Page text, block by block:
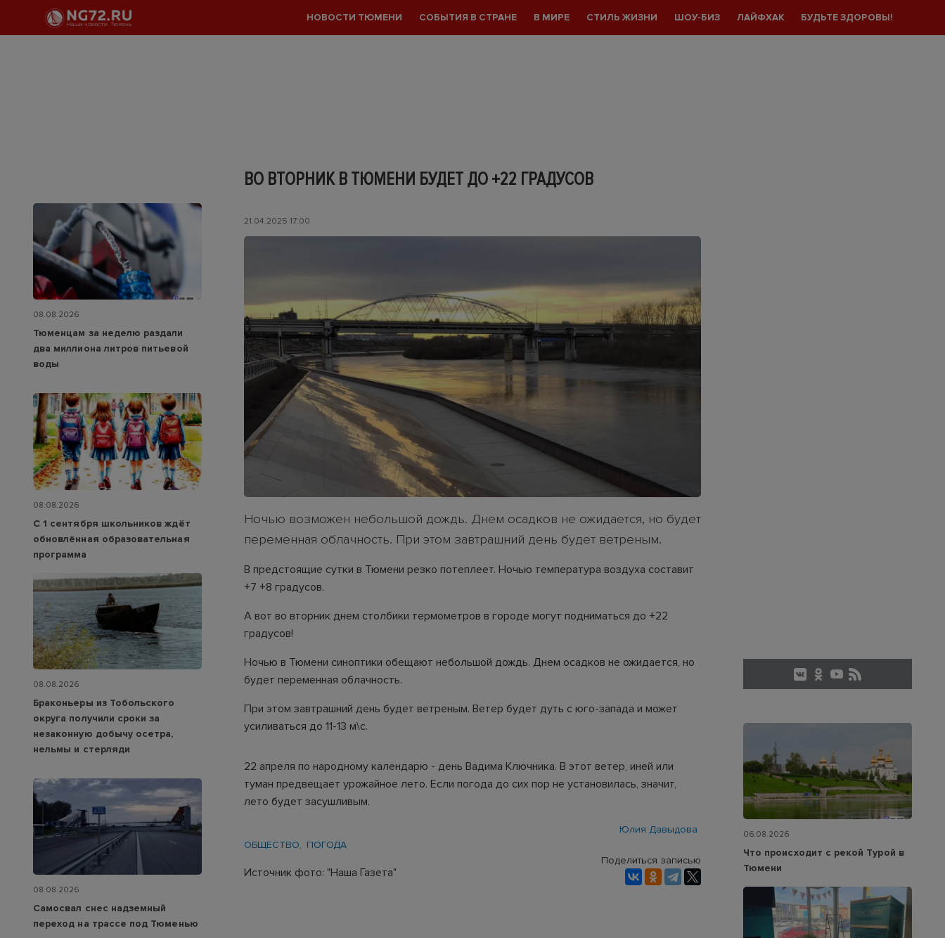
НОВОСТИ ТЮМЕНИ СОБЫТИЯ В СТРАНЕ В МИРЕ СТИЛЬ ЖИЗНИ ШОУ-БИЗ ЛАЙФХАК БУДЬТЕ ЗДОРОВЫ!
ВО ВТОРНИК В ТЮМЕНИ БУДЕТ ДО +22 ГРАДУСОВ
21.04.2025 17:00
Ночью возможен небольшой дождь. Днем осадков не ожидается, но будет
переменная облачность. При этом завтрашний день будет ветреным.
В предстоящие сутки в Тюмени резко потеплеет. Ночью температура воздуха составит
+7 +8 градусов.
А вот во вторник днем столбики термометров в городе могут подниматься до +22
градусов!
Ночью в Тюмени синоптики обещают небольшой дождь. Днем осадков не ожидается, но
будет переменная облачность.
При этом завтрашний день будет ветреным. Ветер будет дуть с юго-запада и может
усиливаться до 11-13 м\с.
22 апреля по народному календарю - день Вадима Ключника. В этот ветер, иней или
туман предвещает урожайное лето. Если погода до сих пор не установилась, значит,
лето будет засушливым.
Юлия Давыдова
ОБЩЕСТВО
ПОГОДА
Источник фото: "Наша Газета"
Поделиться записью
08.08.2026
Тюменцам за неделю раздали
два миллиона литров питьевой
воды
08.08.2026
С 1 сентября школьников ждёт
обновлённая образовательная
программа
08.08.2026
Браконьеры из Тобольского
округа получили сроки за
незаконную добычу осетра,
нельмы и стерляди
08.08.2026
Самосвал снес надземный
переход на трассе под Тюменью
06.08.2026
Что происходит с рекой Турой в
Тюмени